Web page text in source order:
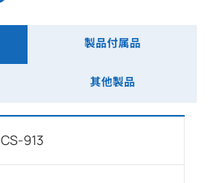
製品付属品
其他製品
CS-913